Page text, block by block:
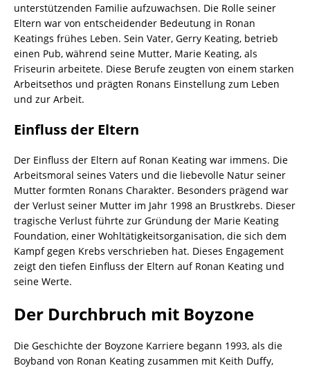
unterstützenden Familie aufzuwachsen. Die Rolle seiner
Eltern war von entscheidender Bedeutung in Ronan
Keatings frühes Leben. Sein Vater, Gerry Keating, betrieb
einen Pub, während seine Mutter, Marie Keating, als
Friseurin arbeitete. Diese Berufe zeugten von einem starken
Arbeitsethos und prägten Ronans Einstellung zum Leben
und zur Arbeit.
Einfluss der Eltern
Der Einfluss der Eltern auf Ronan Keating war immens. Die
Arbeitsmoral seines Vaters und die liebevolle Natur seiner
Mutter formten Ronans Charakter. Besonders prägend war
der Verlust seiner Mutter im Jahr 1998 an Brustkrebs. Dieser
tragische Verlust führte zur Gründung der Marie Keating
Foundation, einer Wohltätigkeitsorganisation, die sich dem
Kampf gegen Krebs verschrieben hat. Dieses Engagement
zeigt den tiefen Einfluss der Eltern auf Ronan Keating und
seine Werte.
Der Durchbruch mit Boyzone
Die Geschichte der Boyzone Karriere begann 1993, als die
Boyband von Ronan Keating zusammen mit Keith Duffy,